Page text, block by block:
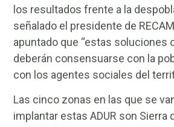
los resultados frente a la
señalado el presidente de
apuntado que “estas soluciones
deberán consensuarse con la
con los agentes sociales del
Las cinco zonas en las que se
implantar estas ADUR son Sierra